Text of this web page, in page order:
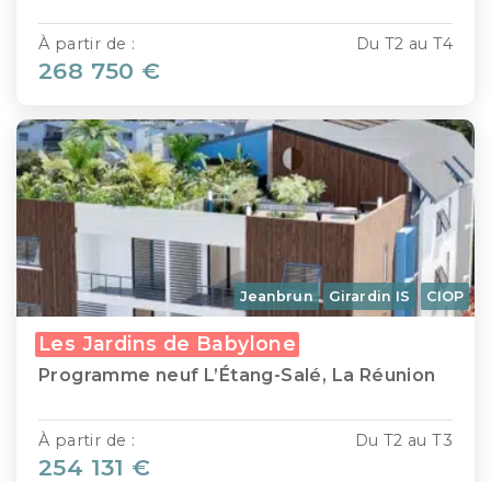
Du T2 au T4
À partir de :
268 750 €
Jeanbrun Girardin IS CIOP
Les Jardins de Babylone
Programme neuf L’Étang-Salé, La Réunion
Du T2 au T3
À partir de :
254 131 €